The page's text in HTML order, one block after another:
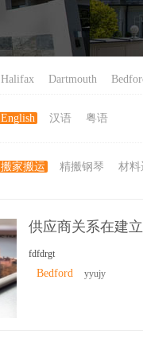
Halifax Dartmouth
English 汉语 粤语
搬家搬运 精搬钢琴 材料
供应商关系在建
fdfdrgt
Bedford yyujy